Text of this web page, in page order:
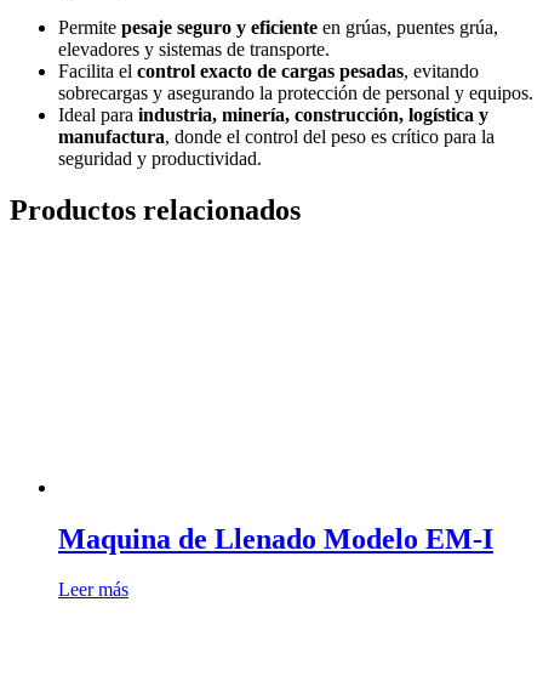
Permite pesaje seguro y eficiente en grúas, puentes grúa,
elevadores y sistemas de transporte.
Facilita el control exacto de cargas pesadas, evitando
sobrecargas y asegurando la protección de personal y equipos.
Ideal para industria, minería, construcción, logística y
manufactura, donde el control del peso es crítico para la
seguridad y productividad.
Productos relacionados
Maquina de Llenado Modelo EM-I
Leer más